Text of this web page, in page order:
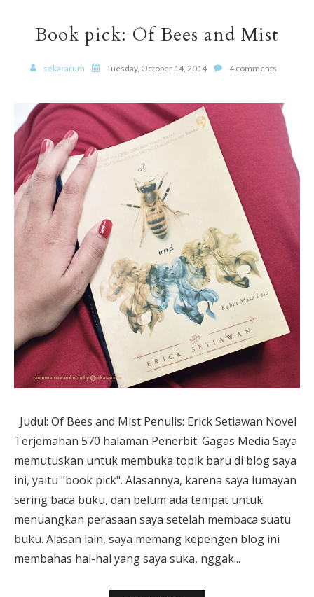
Book pick: Of Bees and Mist
sekararum Tuesday, October 14, 2014 4 comments
Judul: Of Bees and Mist Penulis: Erick Setiawan Novel
Terjemahan 570 halaman Penerbit: Gagas Media Saya
memutuskan untuk membuka topik baru di blog saya
ini, yaitu "book pick". Alasannya, karena saya lumayan
sering baca buku, dan belum ada tempat untuk
menuangkan perasaan saya setelah membaca suatu
buku. Alasan lain, saya memang kepengen blog ini
membahas hal-hal yang saya suka, nggak...